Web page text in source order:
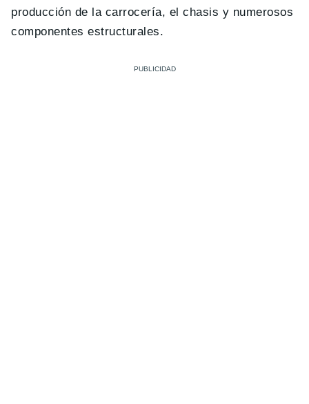
producción de la carrocería, el chasis y numerosos
componentes estructurales.